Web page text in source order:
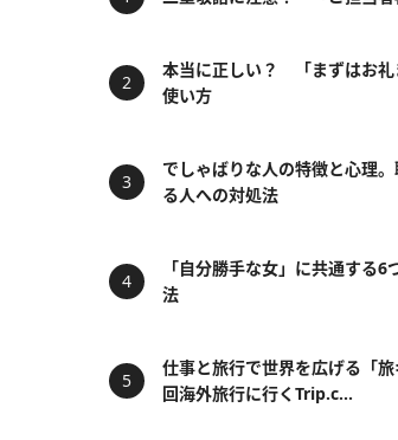
本当に正しい？ 「まずはお礼
使い方
でしゃばりな人の特徴と心理
る人への対処法
「自分勝手な女」に共通する6
法
仕事と旅行で世界を広げる「
回海外旅行に行くTrip.c...